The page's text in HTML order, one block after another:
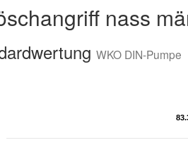
nass
WKO DIN-Pumpe